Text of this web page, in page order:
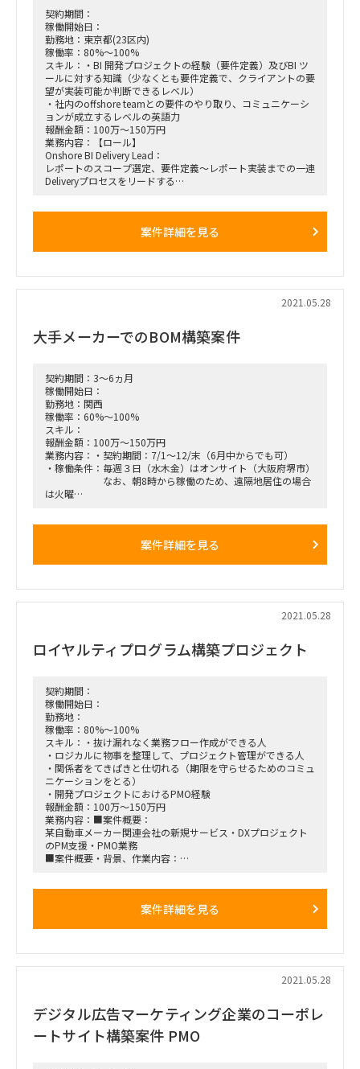
・検討不足部分の支援
■期間：2021年6月以降 3ヶ月〜最大9ヶ月程度を想定
契約期間：
稼働開始日：
勤務地：東京都(23区内)
稼働率：80%～100%
スキル：・BI 開発プロジェクトの経験（要件定義）及びBI ツ
ールに対する知識（少なくとも要件定義で、クライアントの要
望が実装可能か判断できるレベル）
・社内のoffshore teamとの要件のやり取り、コミュニケーシ
ョンが成立するレベルの英語力
報酬金額：100万～150万円
業務内容：【ロール】
Onshore BI Delivery Lead：
レポートのスコープ選定、要件定義～レポート実装までの一連
Deliveryプロセスをリードする
2021年7月－12月予定案件詳細を見る
2021.05.28
大手メーカーでのBOM構築案件
契約期間：3～6ヵ月
稼働開始日：
勤務地：関西
稼働率：60%～100%
スキル：
報酬金額：100万～150万円
業務内容：・契約期間：7/1～12/末（6月中からでも可）
・稼働条件：毎週３日（水木金）はオンサイト（大阪府堺市）
なお、朝8時から稼働のため、遠隔地居住の場合
は火曜
PLM案件（企画構想～要件定義）をやったことが
案件詳細を見る
2021.05.28
ロイヤルティプログラム構築プロジェクト
契約期間：
稼働開始日：
勤務地：
稼働率：80%～100%
スキル：・抜け漏れなく業務フロー作成ができる人
・ロジカルに物事を整理して、プロジェクト管理ができる人
・関係者をてきぱきと仕切れる（期限を守らせるためのコミュ
ニケーションをとる）
・開発プロジェクトにおけるPMO経験
報酬金額：100万～150万円
業務内容：■案件概要：
某自動車メーカー関連会社の新規サービス・DXプロジェクト
のPM支援・PMO業務
■案件概要・背景、作業内容：
クライアントの担当リーダー（PM）に対するシステム開発PM
To DO管理を担当。一部業務設計も担当。
■勤務地：リモート/現地（小川町）
■面談：1回を想定
案件詳細を見る
2021.05.28
デジタル広告マーケティング企業のコーポレ
ートサイト構築案件 PMO